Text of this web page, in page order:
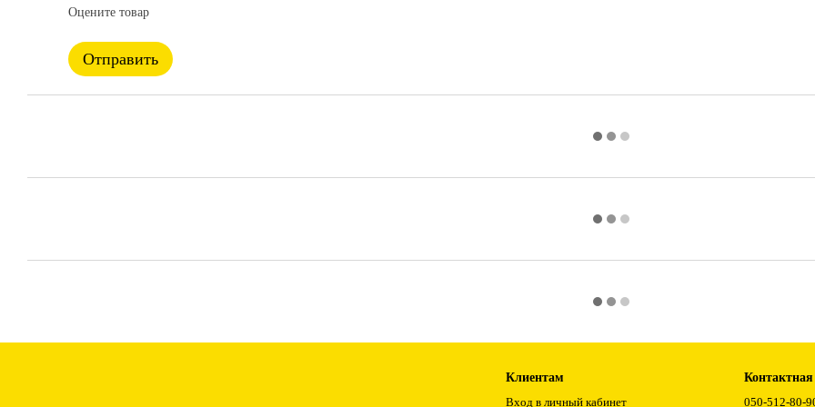
Оцените товар
Отправить
Клиентам
Вход в личный кабинет
050-512-80-